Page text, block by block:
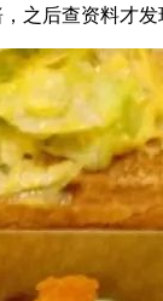
之后查资料才